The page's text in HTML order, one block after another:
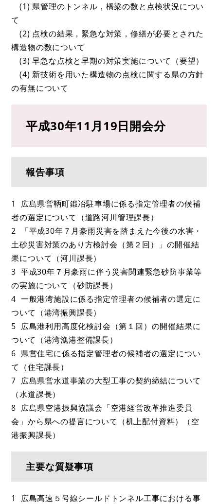
(1) 県管理のトンネル，橋梁の数と点検状況につい
て
(2) 点検の結果，緊急な対策，修繕が必要とされた
構造物の数について
(3) 早急な点検と早期の対策実施について（要望）
(4) 新技術を用いた構造物の点検に関する県の方針
の有無について
平成30年11月19日開会分
報告事項
1 広島県営鞆町鍛冶駐車場に係る指定管理者の候補
者の選定について（道路河川管理課長）
2 「平成30年７月豪雨災害を踏まえた今後の水害・
土砂災害対策のあり方検討会（第２回）」の開催結
果について（河川課長）
3 平成30年７月豪雨に伴う災害関連緊急砂防事業等
の実施について（砂防課長）
4 一般港湾施設に係る指定管理者の候補者の選定に
ついて（港湾振興課長）
5 広島港利用高度化検討会（第１回）の開催結果に
ついて（港湾漁港整備課長）
6 県営住宅に係る指定管理者の候補者の選定につい
て（住宅課長）
7 広島県営水道事業の大型工事の契約締結について
（水道課長）
8 広島県空港振興協議会「空港経営改革推進委員
会」から県への提言について（机上配付資料）（空
港振興課長）
主要な質疑事項
1 広島高速５号線シールドトンネル工事における事